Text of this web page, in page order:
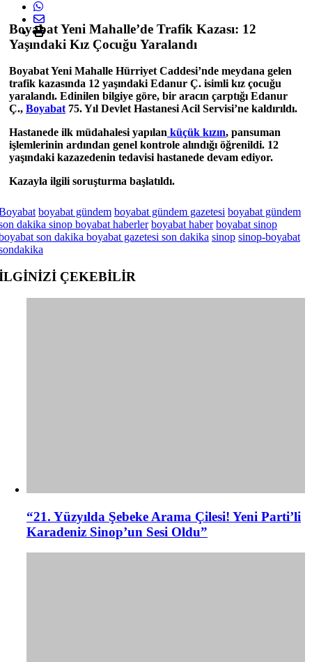
Boyabat Yeni Mahalle’de Trafik Kazası: 12
Yaşındaki Kız Çocuğu Yaralandı
Boyabat Yeni Mahalle Hürriyet Caddesi’nde meydana gelen
trafik kazasında 12 yaşındaki Edanur Ç. isimli kız çocuğu
yaralandı. Edinilen bilgiye göre, bir aracın çarptığı Edanur
Ç., Boyabat75. Yıl Devlet Hastanesi Acil Servisi’ne kaldırıldı.
Hastanede ilk müdahalesi yapılan küçük kızın, pansuman
işlemlerinin ardından genel kontrole alındığı öğrenildi. 12
yaşındaki kazazedenin tedavisi hastanede devam ediyor.
Kazayla ilgili soruşturma başlatıldı.
boyabat gündem boyabat gündem gazetesi boyabat gündem
dakika sinop boyabat haberler boyabat haber boyabat sinop
son dakika boyabat gazetesi son dakika sinop sinop-boyabat
ÇEKEBİLİR
“21. Yüzyılda Şebeke Arama Çilesi! Yeni Parti’li
Karadeniz Sinop’un Sesi Oldu”